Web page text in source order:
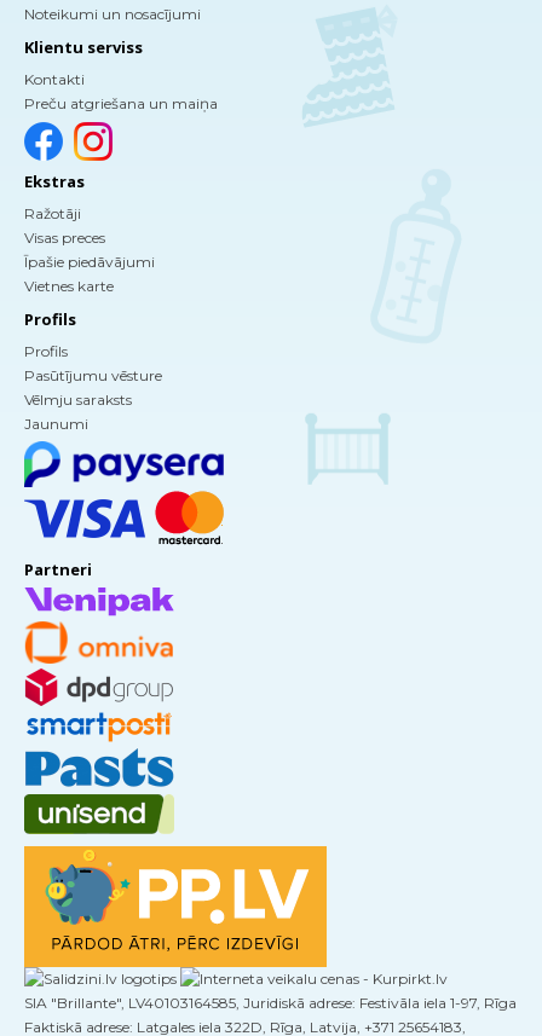
Noteikumi un nosacījumi
Klientu serviss
Kontakti
Preču atgriešana un maiņa
Ekstras
Ražotāji
Visas preces
Īpašie piedāvājumi
Vietnes karte
Profils
Profils
Pasūtījumu vēsture
Vēlmju saraksts
Jaunumi
Partneri
SIA "Brillante", LV40103164585, Juridiskā adrese: Festivāla iela 1-97, Rīga
Faktiskā adrese: Latgales iela 322D, Rīga, Latvija, +371 25654183,